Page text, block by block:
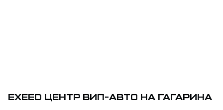
EXEED ЦЕНТР ВИП-АВТО НА ГАГАРИНА